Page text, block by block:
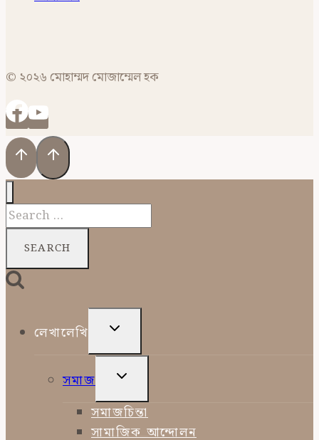
© ২০২৬ মোহাম্মদ মোজাম্মেল হক
Search
for:
লেখালেখি
TOGGLE
MENU
সমাজ
TOGGLE
MENU
সমাজচিন্তা
সামাজিক আন্দোলন